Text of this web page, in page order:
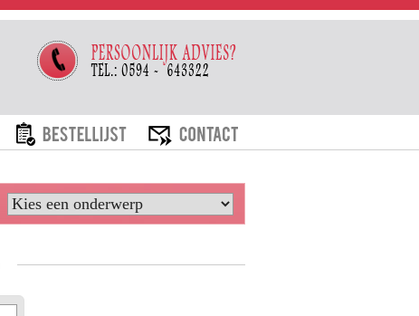
TARIEVEN BESTELLIJST CONTACT